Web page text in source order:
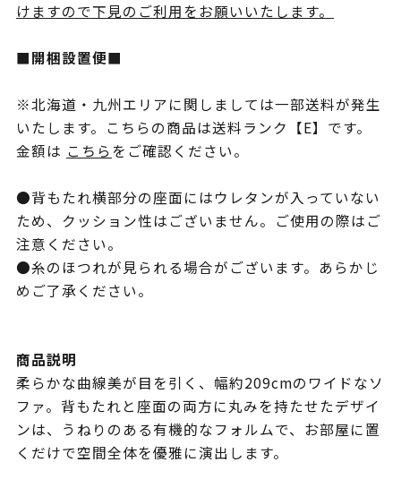
けますので下見のご利用をお願いいたします。
■開梱設置便■
※北海道・九州エリアに関しましては一部送料が発生
いたします。こちらの商品は送料ランク【E】です。
金額は こちらをご確認ください。
●背もたれ横部分の座面にはウレタンが入っていない
ため、クッション性はございません。ご使用の際はご
注意ください。
●糸のほつれが見られる場合がございます。あらかじ
めご了承ください。
商品説明
柔らかな曲線美が目を引く、幅約209cmのワイドなソ
ファ。背もたれと座面の両方に丸みを持たせたデザイ
ンは、うねりのある有機的なフォルムで、お部屋に置
くだけで空間全体を優雅に演出します。